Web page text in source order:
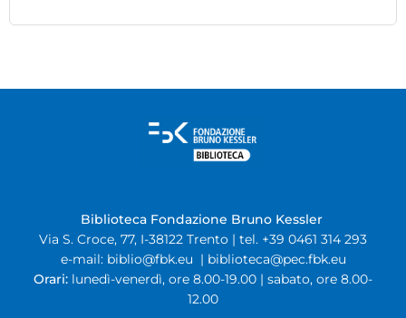
Biblioteca Fondazione Bruno Kessler
Via S. Croce, 77, I-38122 Trento | tel. +39 0461 314 293
e-mail: biblio@fbk.eu | biblioteca@pec.fbk.eu
Orari: lunedì-venerdì, ore 8.00-19.00 | sabato, ore 8.00-
12.00